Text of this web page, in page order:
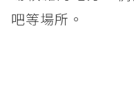
吧等場所。